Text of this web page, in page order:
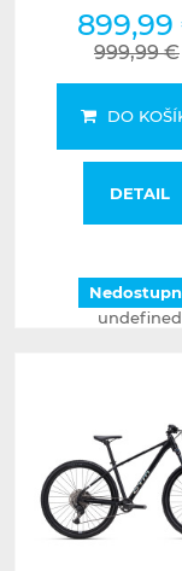
999,99 €
DO
DETAIL
undefined